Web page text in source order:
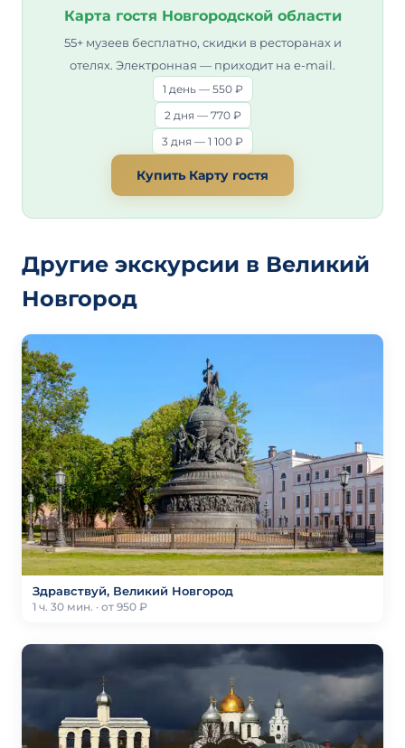
Карта гостя Новгородской области
55+ музеев бесплатно, скидки в ресторанах и
отелях. Электронная — приходит на e-mail.
1 день — 550 ₽
2 дня — 770 ₽
3 дня — 1 100 ₽
Купить Карту гостя
Другие экскурсии в Великий
Новгород
Здравствуй, Великий Новгород
1 ч. 30 мин. · от 950 ₽